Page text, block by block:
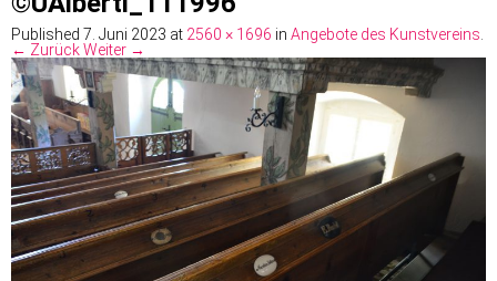
Published 7. Juni 2023 at 2560 × 1696 in Angebote des Kunstvereins.
← ZurückWeiter →